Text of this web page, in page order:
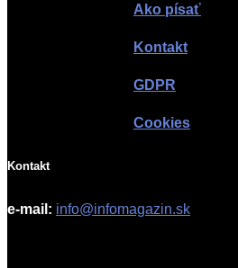
Ako písať
Kontakt
GDPR
Cookies
Kontakt
e-mail: info@infomagazin.sk